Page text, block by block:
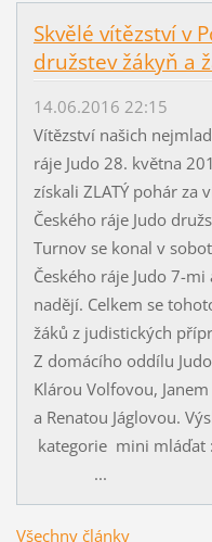
Skvělé vítězství v
družstev žákyň a
14.06.2016 22:15
Vítězství našich
ráje Judo 28. května
získali ZLATÝ pohár za
Českého ráje Judo
Turnov se konal v
Českého ráje Judo 7-
nadějí. Celkem se
žáků z judistických
Z domácího oddílu
Klárou Volfovou,
a Renatou Jáglovou.
kategorie mini mláďat
...
Všechny články